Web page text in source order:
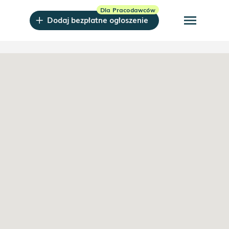
Dodaj bezpłatne ogłoszenie menu